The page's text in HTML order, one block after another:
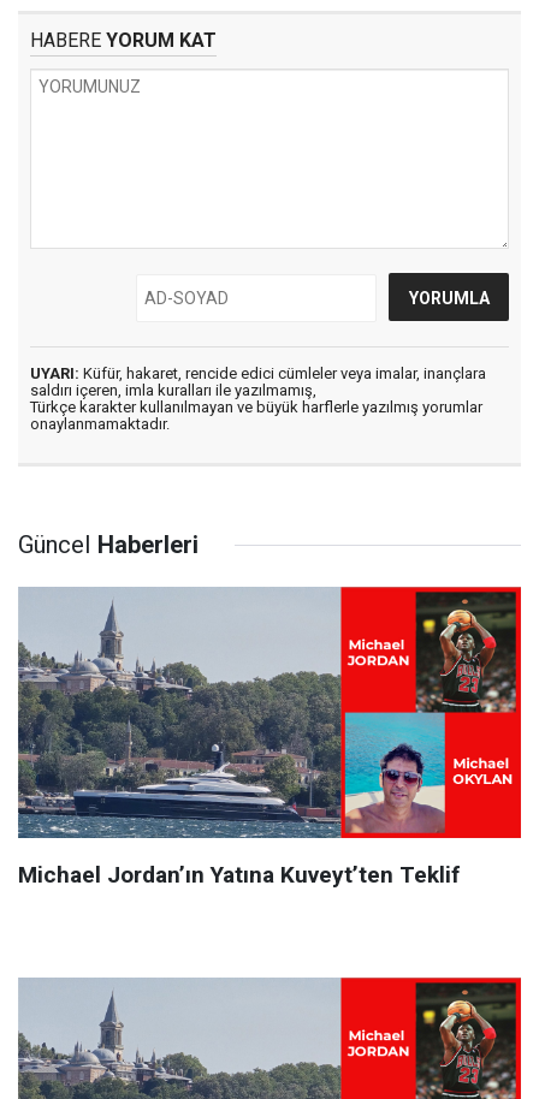
HABERE YORUM KAT
UYARI: Küfür, hakaret, rencide edici cümleler veya imalar, inançlara
saldırı içeren, imla kuralları ile yazılmamış,
Türkçe karakter kullanılmayan ve büyük harflerle yazılmış yorumlar
onaylanmamaktadır.
Güncel Haberleri
Michael Jordan’ın Yatına Kuveyt’ten Teklif